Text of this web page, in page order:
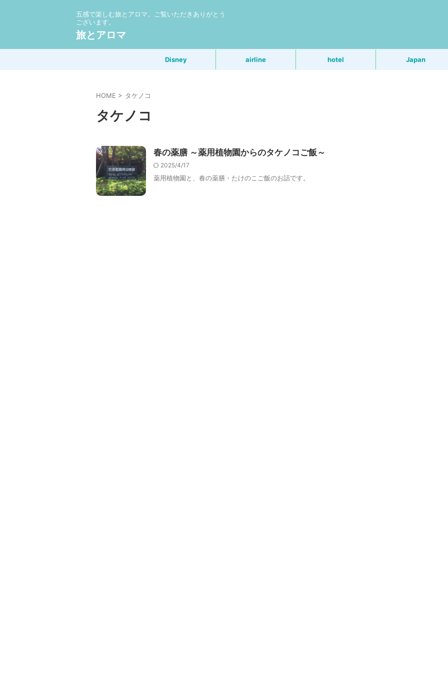
五感で楽しむ旅とアロマ。ご覧いただきありがとう
ございます。
旅とアロマ
Disney airline hotel Japan
HOME > タケノコ
タケノコ
春の薬膳 ～薬用植物園からのタケノコご飯～
2025/4/17
薬用植物園と、春の薬膳・たけのこご飯のお話です。